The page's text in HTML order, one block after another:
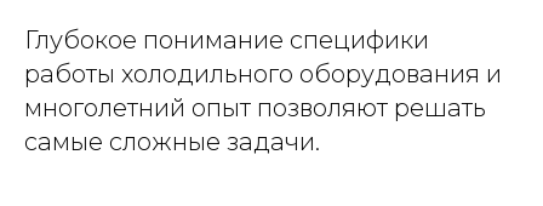
Глубокое понимание специфики
работы холодильного оборудования и
многолетний опыт позволяют решать
самые сложные задачи.